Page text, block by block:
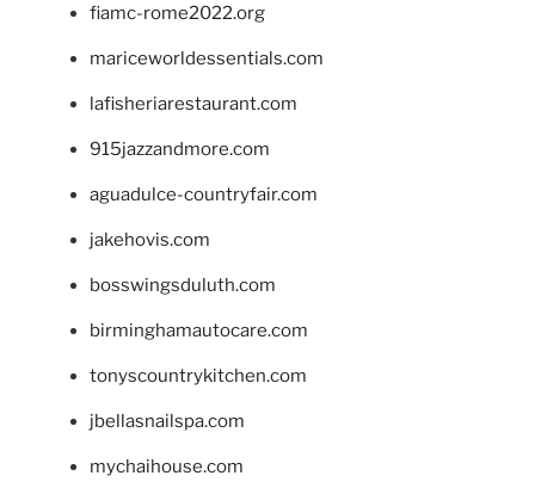
fiamc-rome2022.org
mariceworldessentials.com
lafisheriarestaurant.com
915jazzandmore.com
aguadulce-countryfair.com
jakehovis.com
bosswingsduluth.com
birminghamautocare.com
tonyscountrykitchen.com
jbellasnailspa.com
mychaihouse.com